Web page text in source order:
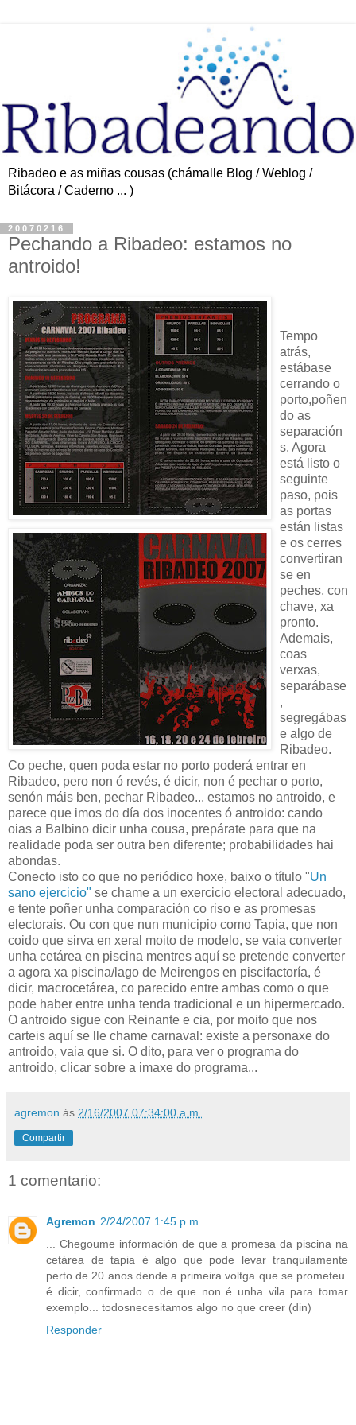
Ribadeo e as miñas cousas (chámalle Blog / Weblog /
Bitácora / Caderno ... )
20070216
Pechando a Ribadeo: estamos no
antroido!
Tempo
atrás,
estábase
cerrando o
porto,poñen
do as
separación
s. Agora
está listo o
seguinte
paso, pois
as portas
están listas
e os cerres
convertiran
se en
peches, con
chave, xa
pronto.
Ademais,
coas
verxas,
separábase
,
segregábas
e algo de
Ribadeo.
Co peche, quen poda estar no porto poderá entrar en
Ribadeo, pero non ó revés, é dicir, non é pechar o porto,
senón máis ben, pechar Ribadeo... estamos no antroido, e
parece que imos do día dos inocentes ó antroido: cando
oias a Balbino dicir unha cousa, prepárate para que na
realidade poda ser outra ben diferente; probabilidades hai
abondas.
Conecto isto co que no periódico hoxe, baixo o título "Un
sano ejercicio" se chame a un exercicio electoral adecuado,
e tente poñer unha comparación co riso e as promesas
electorais. Ou con que nun municipio como Tapia, que non
coido que sirva en xeral moito de modelo, se vaia converter
unha cetárea en piscina mentres aquí se pretende converter
a agora xa piscina/lago de Meirengos en piscifactoría, é
dicir, macrocetárea, co parecido entre ambas como o que
pode haber entre unha tenda tradicional e un hipermercado.
O antroido sigue con Reinante e cia, por moito que nos
carteis aquí se lle chame carnaval: existe a personaxe do
antroido, vaia que si. O dito, para ver o programa do
antroido, clicar sobre a imaxe do programa...
agremon ás 2/16/2007 07:34:00 a.m.
Compartir
1 comentario:
Agremon 2/24/2007 1:45 p.m.
... Chegoume información de que a promesa da piscina na
cetárea de tapia é algo que pode levar tranquilamente
perto de 20 anos dende a primeira voltga que se prometeu.
é dicir, confirmado o de que non é unha vila para tomar
exemplo... todosnecesitamos algo no que creer (din)
Responder